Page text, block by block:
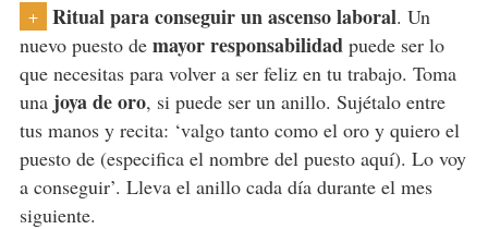
+ Ritual para conseguir un ascenso laboral. Un
nuevo puesto de mayor responsabilidad puede ser lo
que necesitas para volver a ser feliz en tu trabajo. Toma
unajoya de oro, si puede ser un anillo. Sujétalo entre
tus manos y recita: ‘valgo tanto como el oro y quiero el
puesto de (especifica el nombre del puesto aquí). Lo voy
a conseguir’. Lleva el anillo cada día durante el mes
siguiente.